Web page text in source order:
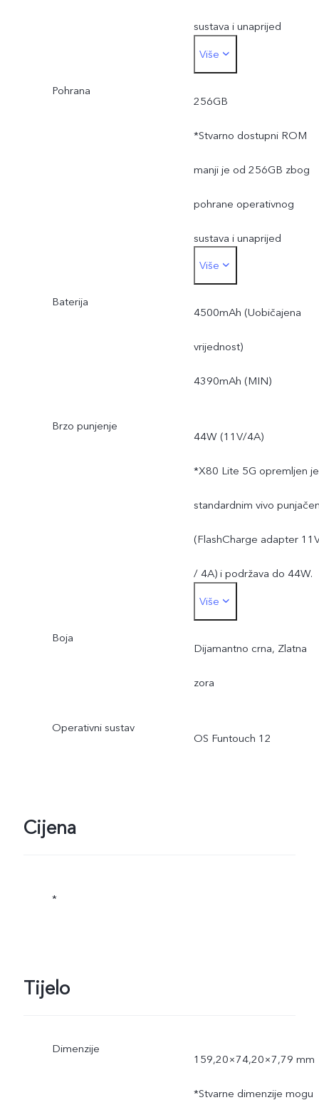
sustava i unaprijed
instaliranih aplikacija.
Više
Pohrana
256GB
*Stvarno dostupni ROM
manji je od 256GB zbog
pohrane operativnog
sustava i unaprijed
instaliranih aplikacija.
Više
Baterija
4500mAh (Uobičajena
vrijednost)
4390mAh (MIN)
Brzo punjenje
44W (11V/4A)
*X80 Lite 5G opremljen je
standardnim vivo
(FlashCharge adapter
/ 4A) i podržava do 44W.
Stvarna snaga punjenja
dinamički se prilagođava
Više
Boja
Dijamantno crna, Zlatna
zora
Operativni sustav
OS Funtouch 12
Cijena
*
Tijelo
Dimenzije
159,20×74,20×7,79 mm
*Stvarne dimenzije mogu